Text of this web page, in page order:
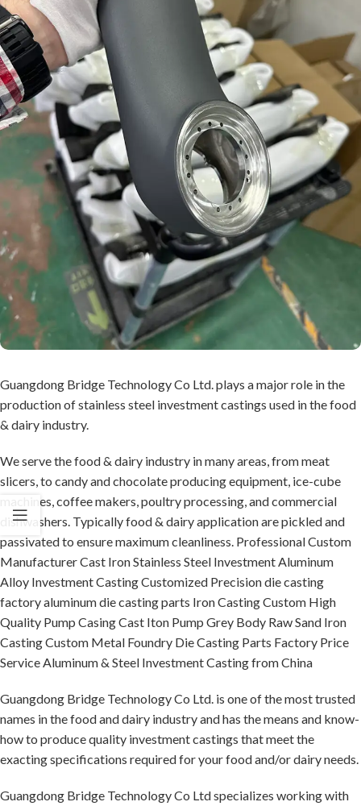
Guangdong Bridge Technology Co Ltd. plays a major role in the
production of stainless steel investment castings used in the food
& dairy industry.
We serve the food & dairy industry in many areas, from meat
slicers, to candy and chocolate producing equipment, ice-cube
machines, coffee makers, poultry processing, and commercial
dishwashers. Typically food & dairy application are pickled and
passivated to ensure maximum cleanliness. Professional Custom
Manufacturer Cast Iron Stainless Steel Investment Aluminum
Alloy Investment Casting Customized Precision die casting
factory aluminum die casting parts Iron Casting Custom High
Quality Pump Casing Cast Iton Pump Grey Body Raw Sand Iron
Casting Custom Metal Foundry Die Casting Parts Factory Price
Service Aluminum & Steel Investment Casting from China
Guangdong Bridge Technology Co Ltd. is one of the most trusted
names in the food and dairy industry and has the means and know-
how to produce quality investment castings that meet the
exacting specifications required for your food and/or dairy needs.
Guangdong Bridge Technology Co Ltd specializes working with